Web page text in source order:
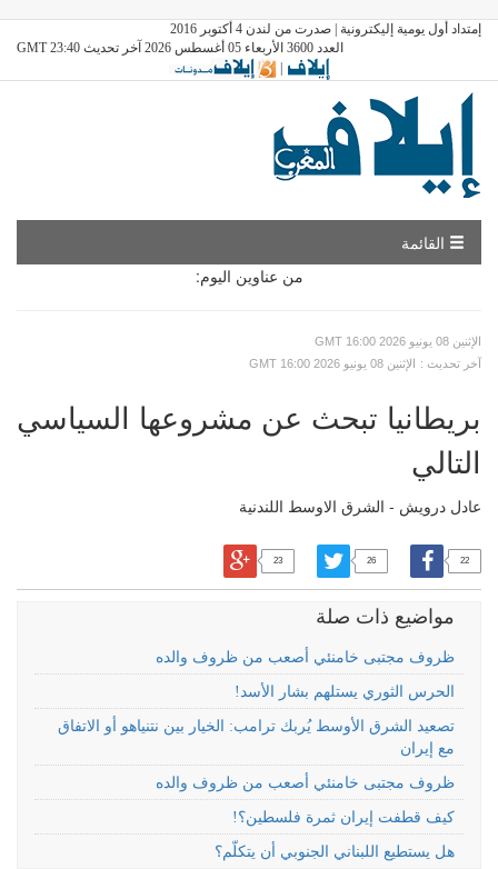
إمتداد أول يومية إليكترونية | صدرت من لندن 4 أكتوبر 2016
العدد 3600 الأربعاء 05 أغسطس 2026 آخر تحديث GMT 23:40
|
القائمة
من عناوين اليوم:
GMT الإثنين 08 يونيو 2026 16:00
GMT الإثنين 08 يونيو 2026 16:00
: آخر تحديث
بريطانيا تبحث عن مشروعها السياسي
التالي
عادل درويش - الشرق الاوسط اللندنية
22
26
23
مواضيع ذات صلة
ظروف مجتبى خامنئي أصعب من ظروف والده
الحرس الثوري يستلهم بشار الأسد!
تصعيد الشرق الأوسط يُربك ترامب: الخيار بين نتنياهو أو الاتفاق
مع إيران
ظروف مجتبى خامنئي أصعب من ظروف والده
كيف قطفت إيران ثمرة فلسطين؟!
هل يستطيع اللبناني الجنوبي أن يتكلّم؟